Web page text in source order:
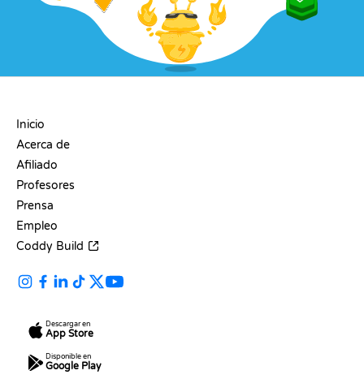
Inicio
Acerca de
Afiliado
Profesores
Prensa
Empleo
Coddy Build
Descargar en
App Store
Disponible en
Google Play